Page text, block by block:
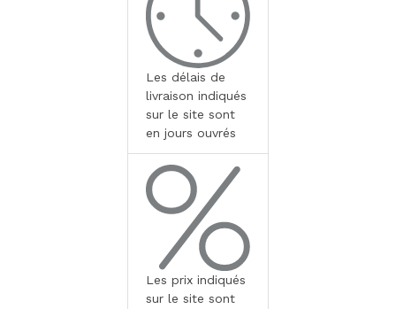
Les délais de
livraison indiqués
sur le site sont
en jours ouvrés
Les prix indiqués
sur le site sont